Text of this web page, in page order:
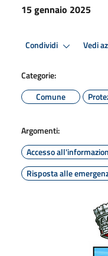
15 gennaio 2025
Condividi Vedi
Categorie:
Comune
Argomenti:
Accesso
Risposta alle